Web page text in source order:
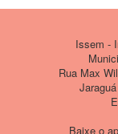
Issem -
Rua Max
Baixe o